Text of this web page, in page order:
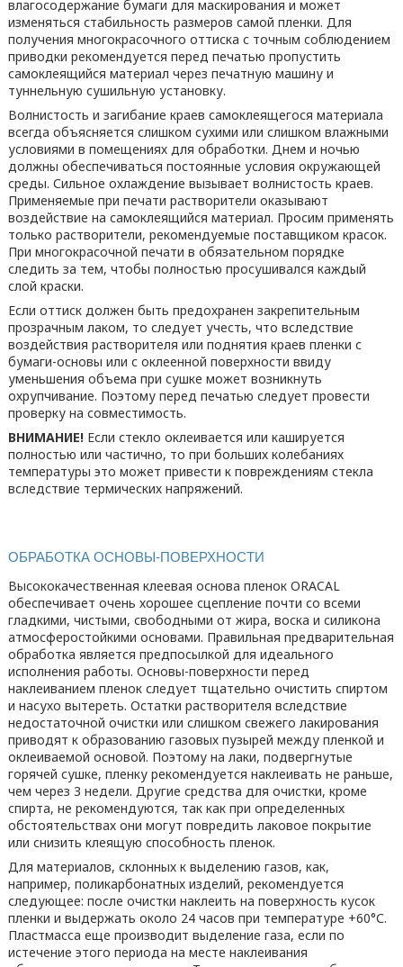
влагосодержание бумаги для маскирования и может
изменяться стабильность размеров самой пленки. Для
получения многокрасочного оттиска с точным соблюдением
приводки рекомендуется перед печатью пропустить
самоклеящийся материал через печатную машину и
туннельную сушильную установку.
Волнистость и загибание краев самоклеящегося материала
всегда объясняется слишком сухими или слишком влажными
условиями в помещениях для обработки. Днем и ночью
должны обеспечиваться постоянные условия окружающей
среды. Сильное охлаждение вызывает волнистость краев.
Применяемые при печати растворители оказывают
воздействие на самоклеящийся материал. Просим применять
только растворители, рекомендуемые поставщиком красок.
При многокрасочной печати в обязательном порядке
следить за тем, чтобы полностью просушивался каждый
слой краски.
Если оттиск должен быть предохранен закрепительным
прозрачным лаком, то следует учесть, что вследствие
воздействия растворителя или поднятия краев пленки с
бумаги-основы или с оклеенной поверхности ввиду
уменьшения объема при сушке может возникнуть
охрупчивание. Поэтому перед печатью следует провести
проверку на совместимость.
ВНИМАНИЕ!Если стекло оклеивается или кашируется
полностью или частично, то при больших колебаниях
температуры это может привести к повреждениям стекла
вследствие термических напряжений.
ОБРАБОТКА ОСНОВЫ-ПОВЕРХНОСТИ
Высококачественная клеевая основа пленок ORACAL
обеспечивает очень хорошее сцепление почти со всеми
гладкими, чистыми, свободными от жира, воска и силикона
атмосферостойкими основами. Правильная предварительная
обработка является предпосылкой для идеального
исполнения работы. Основы-поверхности перед
наклеиванием пленок следует тщательно очистить спиртом
и насухо вытереть. Остатки растворителя вследствие
недостаточной очистки или слишком свежего лакирования
приводят к образованию газовых пузырей между пленкой и
оклеиваемой основой. Поэтому на лаки, подвергнутые
горячей сушке, пленку рекомендуется наклеивать не раньше,
чем через 3 недели. Другие средства для очистки, кроме
спирта, не рекомендуются, так как при определенных
обстоятельствах они могут повредить лаковое покрытие
или снизить клеящую способность пленок.
Для материалов, склонных к выделению газов, как,
например, поликарбонатных изделий, рекомендуется
следующее: после очистки наклеить на поверхность кусок
пленки и выдержать около 24 часов при температуре +60°С.
Пластмасса еще производит выделение газа, если по
истечение этого периода на месте наклеивания